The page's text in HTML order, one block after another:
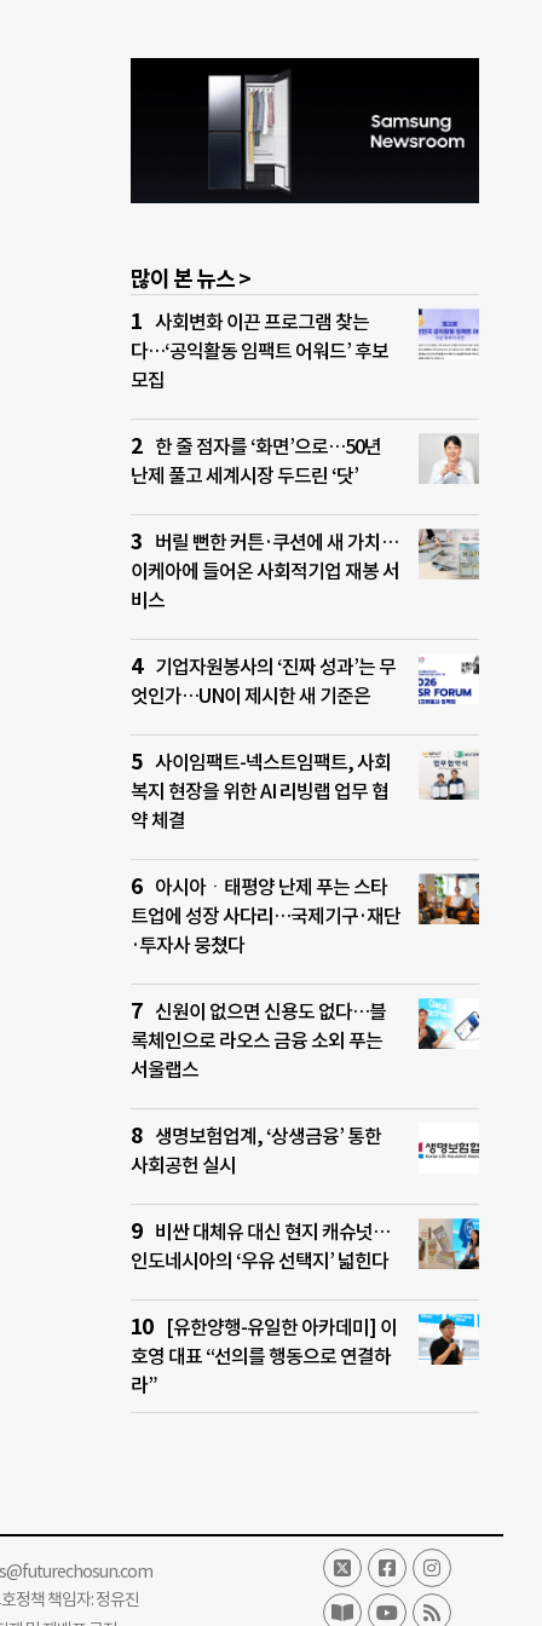
많이 본 뉴스 >
사회변화 이끈 프로그램 찾는
다…‘공익활동 임팩트 어워드’ 후보
모집
한 줄 점자를 ‘화면’으로…50년
난제 풀고 세계시장 두드린 ‘닷’
버릴 뻔한 커튼·쿠션에 새 가치…
이케아에 들어온 사회적기업 재봉 서
비스
기업자원봉사의 ‘진짜 성과’는 무
엇인가…UN이 제시한 새 기준은
사이임팩트-넥스트임팩트, 사회
복지 현장을 위한 AI 리빙랩 업무 협
약 체결
아시아ㆍ태평양 난제 푸는 스타
트업에 성장 사다리…국제기구·재단
·투자사 뭉쳤다
신원이 없으면 신용도 없다…블
록체인으로 라오스 금융 소외 푸는
서울랩스
생명보험업계, ‘상생금융’ 통한
사회공헌 실시
비싼 대체유 대신 현지 캐슈넛…
인도네시아의 ‘우유 선택지’ 넓힌다
[유한양행-유일한 아카데미] 이
호영 대표 “선의를 행동으로 연결하
라”
정책 책임자: 정유진